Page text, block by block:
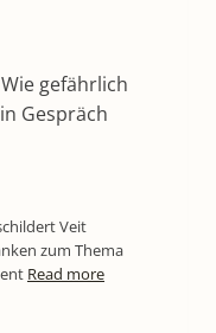
gefährlich
Gespräch
Veit
zum Thema
Read more